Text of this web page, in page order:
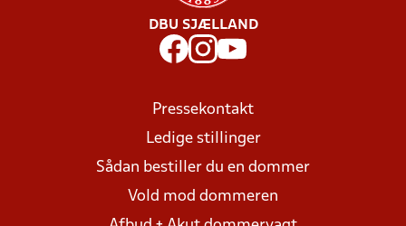
DBU SJÆLLAND
Pressekontakt
Ledige stillinger
Sådan bestiller du en dommer
Vold mod dommeren